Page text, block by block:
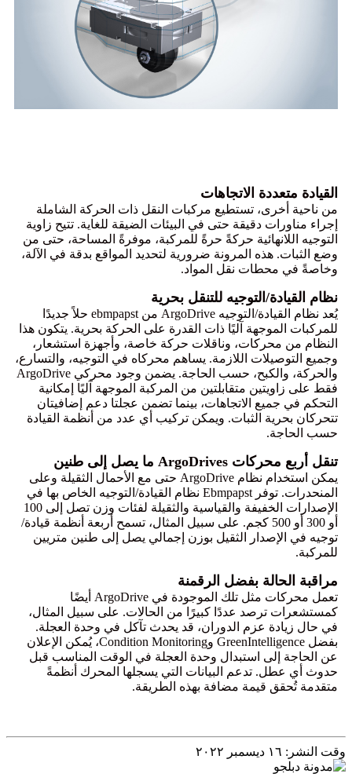
القيادة متعددة الاتجاهات
من ناحية أخرى، تستطيع مركبات النقل ذات الحركة الشاملة
إجراء مناورات دقيقة حتى في البيئات الضيقة للغاية. تتيح زاوية
التوجيه اللانهائية حركةً حرةً للمركبة، موفرةً المساحة، حتى من
وضع الثبات. هذه المرونة ضرورية لتحديد المواقع بدقة في الآلة،
وخاصةً في محطات نقل المواد.
نظام القيادة/التوجيه للتنقل بحرية
يُعد نظام القيادة/التوجيه ArgoDrive من ebmpapst حلاً جديدًا
للمركبات الموجهة آليًا ذات القدرة على الحركة بحرية. يتكون هذا
النظام من محركات، وناقلات حركة خاصة، وأجهزة استشعار،
وجميع التوصيلات اللازمة. يساهم محركاه في التوجيه، والتسارع،
والحركة، والكبح، حسب الحاجة. يضمن وجود محركي ArgoDrive
فقط على زاويتين متقابلتين من المركبة الموجهة آليًا إمكانية
التحكم في جميع الاتجاهات، بينما تضمن عجلتا دعم إضافيتان
تتحركان بحرية الثبات. ويمكن تركيب أي عدد من أنظمة القيادة
حسب الحاجة.
تنقل أربع محركات ArgoDrives ما يصل إلى طنين
يمكن استخدام نظام ArgoDrive حتى مع الأحمال الثقيلة وعلى
المنحدرات. توفر Ebmpapst نظام القيادة/التوجيه الخاص بها في
الإصدارات الخفيفة والقياسية والثقيلة لفئات وزن تصل إلى 100
أو 300 أو 500 كجم. على سبيل المثال، تسمح أربعة أنظمة قيادة/
توجيه في الإصدار الثقيل بوزن إجمالي يصل إلى طنين متريين
للمركبة.
مراقبة الحالة بفضل الرقمنة
تعمل محركات مثل تلك الموجودة في ArgoDrive أيضًا
كمستشعرات ترصد عددًا كبيرًا من الحالات. على سبيل المثال،
في حال زيادة عزم الدوران، قد يحدث تآكل في وحدة العجلة.
بفضل GreenIntelligence وCondition Monitoring، يُمكن الإعلان
عن الحاجة إلى استبدال وحدة العجلة في الوقت المناسب قبل
حدوث أي عطل. تدعم البيانات التي يسجلها المحرك أنظمةً
متقدمة تُحقق قيمة مضافة بهذه الطريقة.
وقت النشر: ١٦ ديسمبر ٢٠٢٢